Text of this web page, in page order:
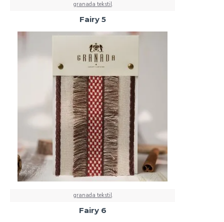
granada tekstil
Fairy 5
granada tekstil
Fairy 6